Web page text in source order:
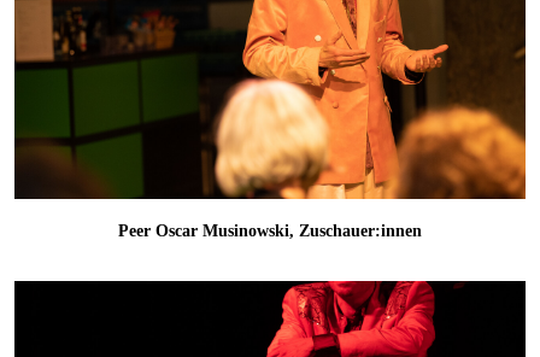
Peer Oscar Musinowski, Zuschauer:innen